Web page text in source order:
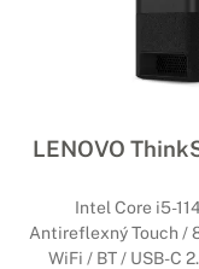
LENOVO
Intel Core i5-
Antireflexný Touch /
WiFi / BT / USB-C